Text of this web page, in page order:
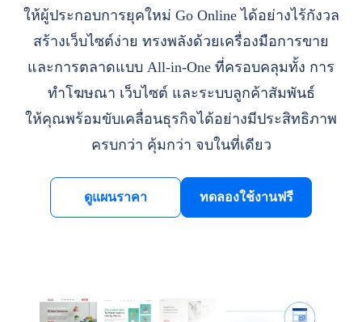
ให้ผู้ประกอบการยุคใหม่ Go Online ได้อย่างไร้กังวล
สร้างเว็บไซต์ง่าย ทรงพลังด้วยเครื่องมือการขาย
และการตลาดแบบ All-in-One ที่ครอบคลุมทั้ง การ
ทำโฆษณา เว็บไซต์ และระบบลูกค้าสัมพันธ์
ให้คุณพร้อมขับเคลื่อนธุรกิจได้อย่างมีประสิทธิภาพ
ครบกว่า คุ้มกว่า จบในที่เดียว
ดูแผนราคา ทดลองใช้งานฟรี